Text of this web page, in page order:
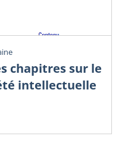
chapitres sur le
intellectuelle